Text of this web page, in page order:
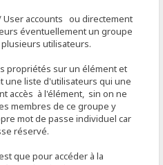
User accounts ou directement
éventuellement un groupe
utilisateurs.
propriétés sur un élément et
une liste d'utilisateurs qui une
accès à l'élément, sin on ne
membres de ce groupe y
mot de passe individuel car
réservé.
que pour accéder à la